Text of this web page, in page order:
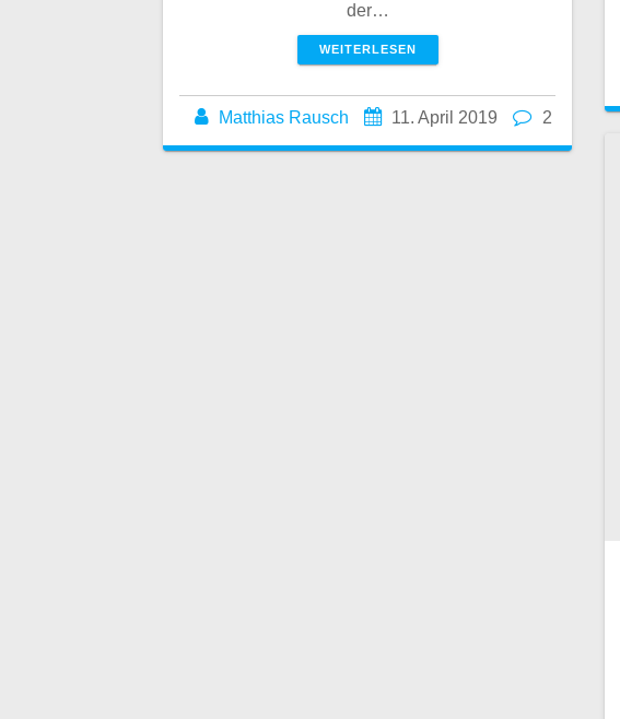
der…
WEITERLESEN
Matthias Rausch 11. April 2019 2